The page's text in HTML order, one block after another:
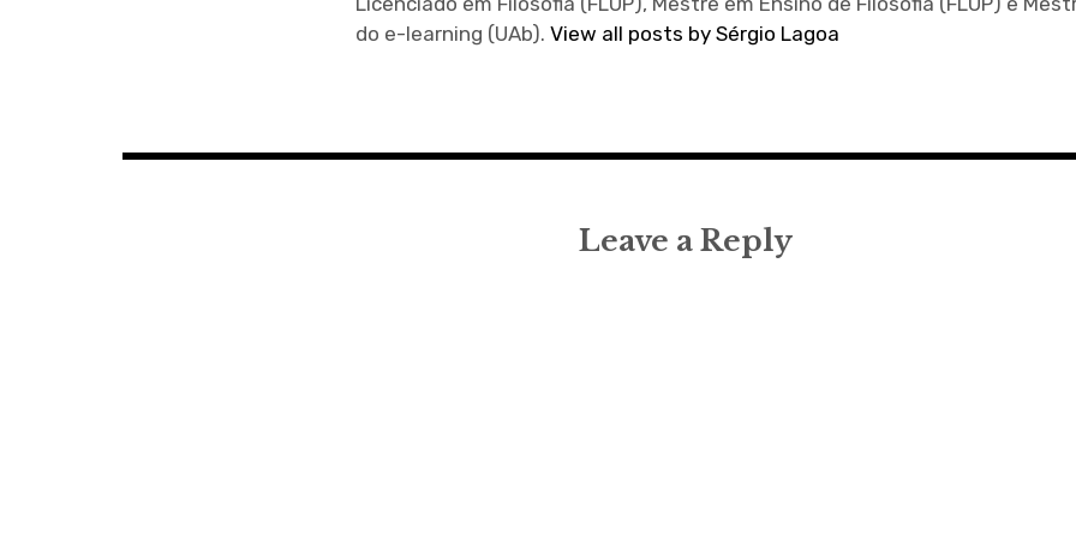
do e-learning (UAb). View all posts by Sérgio Lagoa
Leave a Reply